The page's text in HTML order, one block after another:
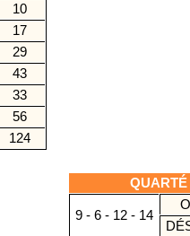
10
17
29
43
33
56
124
QUARTÉ
9 - 6 - 12 - 14